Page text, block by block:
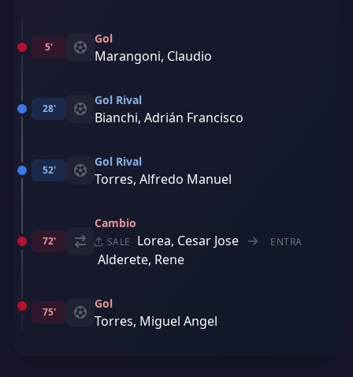
5'
Gol
Marangoni, Claudio
28'
Gol Rival
Bianchi, Adrián Francisco
52'
Gol Rival
Torres, Alfredo Manuel
72'
Cambio
SALE Lorea, Cesar Jose ENTRA
Alderete, Rene
75'
Gol
Torres, Miguel Angel